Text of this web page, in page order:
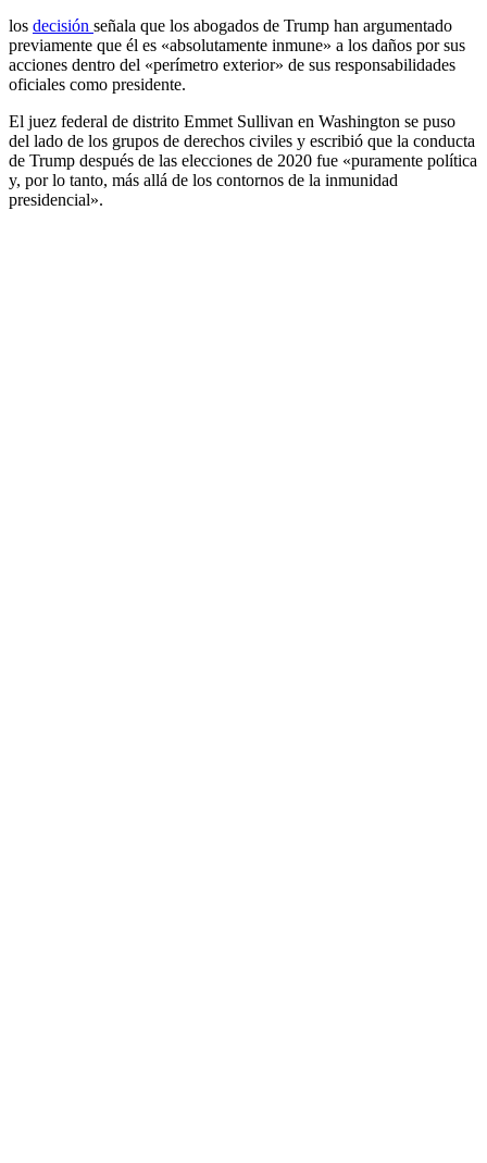
los decisión señala que los abogados de Trump han argumentado
previamente que él es «absolutamente inmune» a los daños por sus
acciones dentro del «perímetro exterior» de sus responsabilidades
oficiales como presidente.
El juez federal de distrito Emmet Sullivan en Washington se puso
del lado de los grupos de derechos civiles y escribió que la conducta
de Trump después de las elecciones de 2020 fue «puramente política
y, por lo tanto, más allá de los contornos de la inmunidad
presidencial».